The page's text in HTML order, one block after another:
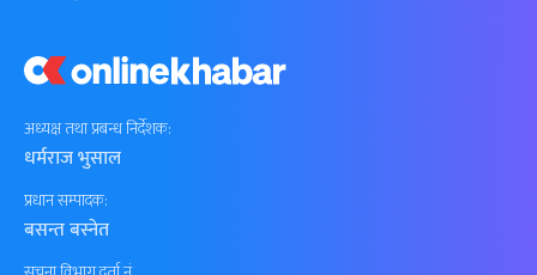
अध्यक्ष तथा प्रबन्ध निर्देशक:
धर्मराज भुसाल
प्रधान सम्पादक:
बसन्त बस्नेत